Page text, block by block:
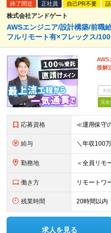
終了間近 正社員 自己PR不要
株式会社アンドゲート
AWSエンジニア/設計構築/前職
フルリモート有×フレックス/
AWS
接解
未
完全
応募資格
給与
勤務地
働き方 リモートワ
残業時間 20時間以内
求人を見る